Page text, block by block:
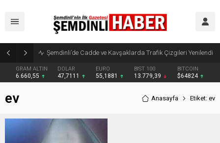
Şemdinli’de Cadde ve Kavşaklarda Trafik Çizgileri Yenilendi
GRAM ALTIN
6.660,55
DOLAR
47,7111
EURO
55,1881
BIST 100
13.779,39
BITCOIN
$64824
ev Anasayfa Etiket: ev